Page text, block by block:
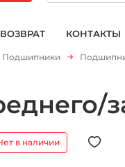
КОНТАКТЫ
Подшипники
в наличии